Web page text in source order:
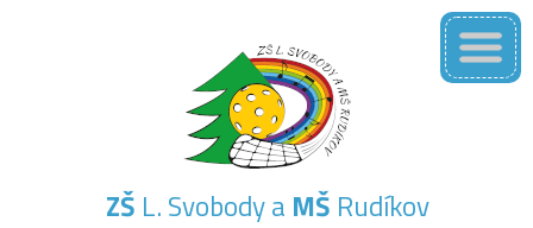
ZŠ L. Svobody a MŠ Rudíkov